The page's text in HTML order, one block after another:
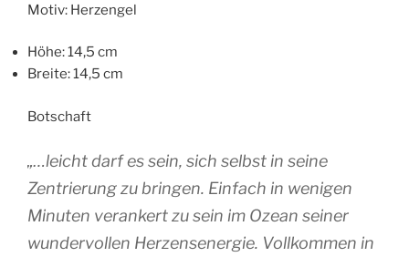
Motiv: Herzengel
Höhe: 14,5 cm
Breite: 14,5 cm
Botschaft
„…leicht darf es sein, sich selbst in seine
Zentrierung zu bringen. Einfach in wenigen
Minuten verankert zu sein im Ozean seiner
wundervollen Herzensenergie. Vollkommen in